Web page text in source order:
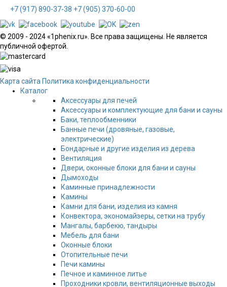
+7 (917) 890-37-38 +7 (905) 370-60-00
© 2009 - 2024 «1phenix.ru». Все права защищены. Не является
публичной офертой.
Карта сайта Политика конфиденциальности
Каталог
Аксессуары для печей
Аксессуары и комплектующие для бани и сауны
Баки, теплообменники
Банные печи (дровяные, газовые,
электрические)
Бондарные и другие изделия из дерева
Вентиляция
Двери, оконные блоки для бани и сауны
Дымоходы
Каминные принадлежности
Камины
Камни для бани, изделия из камня
Конвектора, экономайзеры, сетки на трубу
Мангалы, барбекю, тандыры
Мебель для бани
Оконные блоки
Отопительные печи
Печи камины
Печное и каминное литье
Проходники кровли, вeнтиляционные выходы